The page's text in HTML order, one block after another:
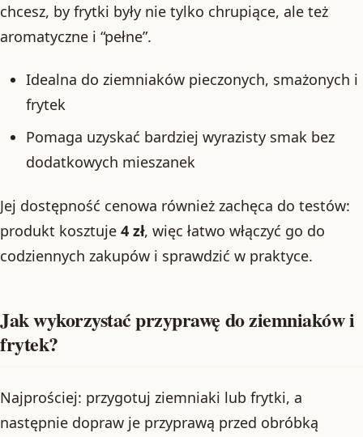
chcesz, by frytki były nie tylko chrupiące, ale też
aromatyczne i “pełne”.
Idealna do ziemniaków pieczonych, smażonych i
frytek
Pomaga uzyskać bardziej wyrazisty smak bez
dodatkowych mieszanek
Jej dostępność cenowa również zachęca do testów:
produkt kosztuje 4 zł, więc łatwo włączyć go do
codziennych zakupów i sprawdzić w praktyce.
Jak wykorzystać przyprawę do ziemniaków i
frytek?
Najprościej: przygotuj ziemniaki lub frytki, a
następnie dopraw je przyprawą przed obróbką